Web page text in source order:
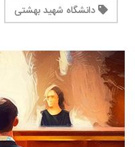
دانشگاه شهید بهشتی